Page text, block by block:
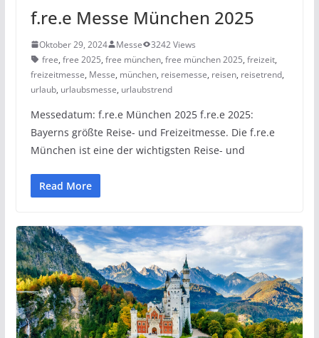
f.re.e Messe München 2025
Oktober 29, 2024 Messe
3242 Views
free, free 2025, free münchen, free münchen 2025, freizeit,
freizeitmesse, Messe, münchen, reisemesse, reisen, reisetrend,
urlaub, urlaubsmesse, urlaubstrend
Messedatum: f.re.e München 2025 f.re.e 2025:
Bayerns größte Reise- und Freizeitmesse. Die f.re.e
München ist eine der wichtigsten Reise- und
Read More